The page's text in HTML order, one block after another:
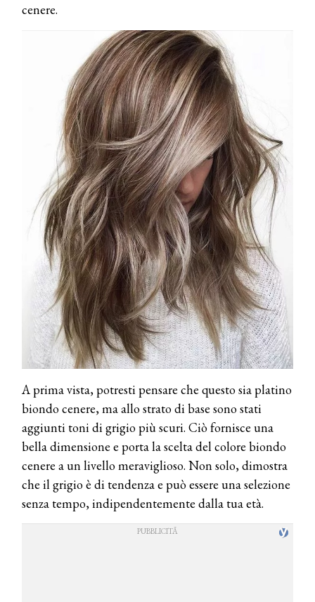
cenere.
A prima vista, potresti pensare che questo sia platino
biondo cenere, ma allo strato di base sono stati
aggiunti toni di grigio più scuri. Ciò fornisce una
bella dimensione e porta la scelta del colore biondo
cenere a un livello meraviglioso. Non solo, dimostra
che il grigio è di tendenza e può essere una selezione
senza tempo, indipendentemente dalla tua età.